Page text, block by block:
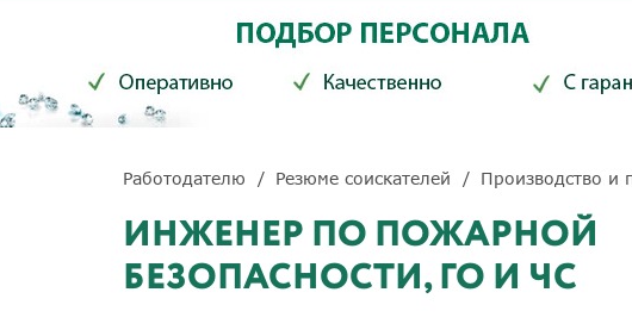
Работодателю Резюме соискателей Производство и
ИНЖЕНЕР ПО ПОЖАРНОЙ
БЕЗОПАСНОСТИ, ГО И ЧС